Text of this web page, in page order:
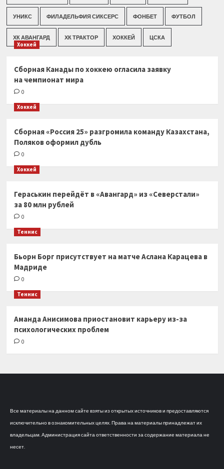
УНИКС ФИЛАДЕЛЬФИЯ СИКСЕРС ФОНБЕТ ФУТБОЛ
ХК АВАНГАРД ХК ТРАКТОР ХОККЕЙ ЦСКА
Хоккей
Сборная Канады по хоккею огласила заявку
на чемпионат мира
0
Хоккей
Сборная «Россия 25» разгромила команду Казахстана,
Поляков оформил дубль
0
Хоккей
Гераськин перейдёт в «Авангард» из «Северстали»
за 80 млн рублей
0
Теннис
Бьорн Борг присутствует на матче Аслана Карацева в
Мадриде
0
Теннис
Аманда Анисимова приостановит карьеру из-за
психологических проблем
0
Все материалы на данном сайте взяты из открытых источников и предоставляются
исключительно в ознакомительных целях. Права на материалы принадлежат их
владельцам. Администрация сайта ответственности за содержание материала не
несет.